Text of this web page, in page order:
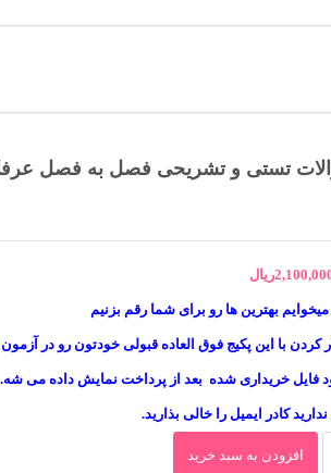
5,250,000ریال
ریال
فعلی
2,100,000ریال
است.
بهترین ها رو برای شما رقم بزنیم
کردن با این پکیج فوق العاده قبولی خودتون رو در
فایل خریداری شده بعد از پرداخت نمایش داده می شه.
ندارید کادر ایمیل را خالی بذارید.
افزودن به سبد خرید